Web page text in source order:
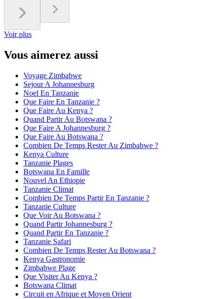
Voir plus
Vous aimerez aussi
Voyage Zimbabwe
Sejour A Johannesburg
Noel En Tanzanie
Que Faire En Tanzanie ?
Que Faire Au Kenya ?
Quand Partir Au Botswana ?
Que Faire A Johannesburg ?
Que Faire Au Botswana ?
Combien De Temps Rester Au Zimbabwe ?
Kenya Culture
Tanzanie Plages
Botswana En Famille
Nouvel An Ethiopie
Tanzanie Climat
Combien De Temps Partir En Tanzanie ?
Tanzanie Culture
Que Voir Au Botswana ?
Quand Partir Johannesburg ?
Quand Partir En Tanzanie ?
Tanzanie Safari
Combien De Temps Rester Au Botswana ?
Kenya Gastronomie
Zimbabwe Plage
Que Visiter Au Kenya ?
Botswana Climat
Circuit en Afrique et Moyen Orient